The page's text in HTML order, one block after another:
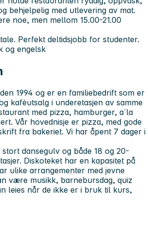
behjelpelig med utlevering av mat.
noe, men mellom 15.00-21.00
Perfekt deltidsjobb for studenter.
og engelsk
1994 og er en familiebedrift som er
kafèutsalg i underetasjen av samme
med pizza, hamburger, a`la
Vår hovednisje er pizza, med gode
fra bakeriet. Vi har åpent 7 dager i
dansegulv og både 18 og 20-
Diskoteket har en kapasitet på
ulike arrangementer med jevne
være musikk, barnebursdag, quiz
leies når de ikke er i bruk til kurs,